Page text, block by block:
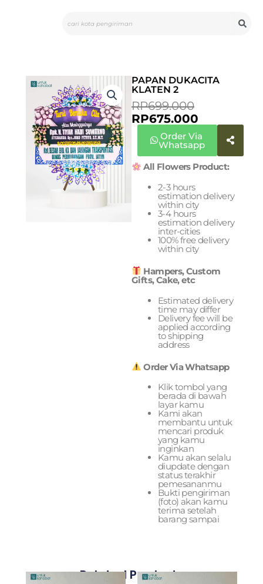
PAPAN DUKACITA
KLATEN 2
RP699.000
WAS:
RP675.000
IS:
RP675.000.
Order Via
Whatsapp
All Flowers Product:
2-3 hours
estimation delivery
within city
3-4 hours
estimation delivery
inter-cities
100% free delivery
within city
Hampers, Custom
Gifts, Cake, etc
Estimated delivery
time may differ
Delivery fee will be
applied according
to shipping
address
Order Via Whatsapp
Klik tombol yang
berada di bawah
layar kamu
Kami akan
membantu untuk
mencari produk
yang kamu
inginkan
Kamu akan selalu
diupdate dengan
status terakhir
pemesananmu
Bukti pengiriman
(foto) akan kamu
terima setelah
barang sampai
Related Products